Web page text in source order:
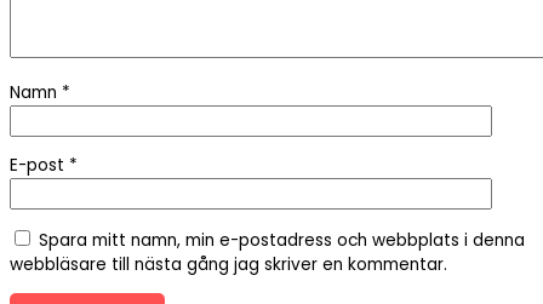
Namn *
E-post *
Spara mitt namn, min e-postadress och webbplats i denna
webbläsare till nästa gång jag skriver en kommentar.